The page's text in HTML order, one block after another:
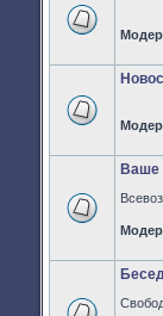
Нет
Нет
Нет
Ваше